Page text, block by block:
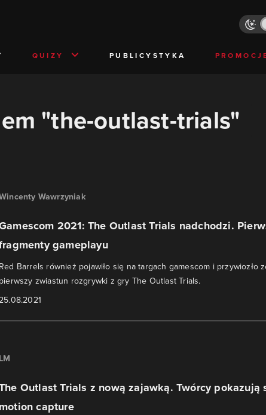
QUIZY PUBLICYSTYKA
"the-outlast-trials"
Wawrzyniak
2021: The Outlast Trials nadchodzi.
gameplayu
Red Barrels również pojawiło się na targach gamescom i przywiozło
pierwszy zwiastun rozgrywki z gry The Outlast Trials.
LM
Outlast Trials z nową zajawką. Twórcy pokazują
motion capture